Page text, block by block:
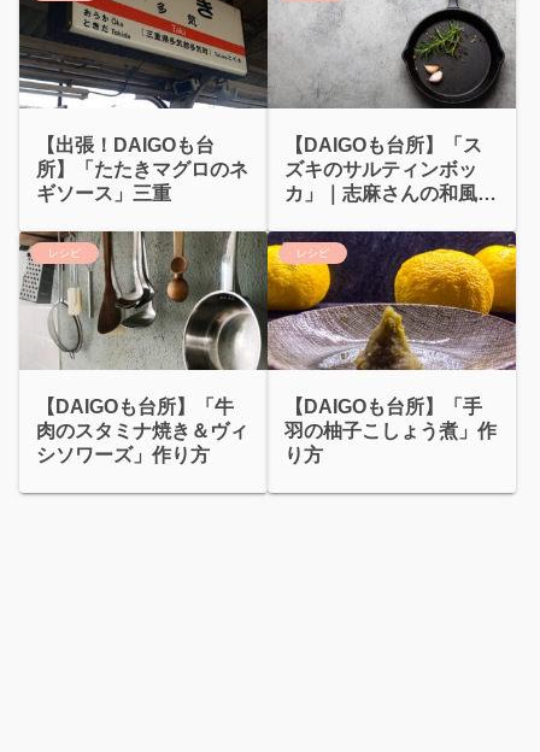
【出張！DAIGOも台
所】「たたきマグロのネ
ギソース」三重
【DAIGOも台所】「ス
ズキのサルティンボッ
カ」｜志麻さんの和風サ
レシピ
【DAIGOも台所】「牛
肉のスタミナ焼き＆ヴィ
シソワーズ」作り方
レシピ
【DAIGOも台所】「手
羽の柚子こしょう煮」作
り方